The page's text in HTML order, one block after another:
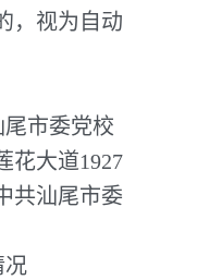
，视为自动
市委党校
花大道1927
共汕尾市委
况